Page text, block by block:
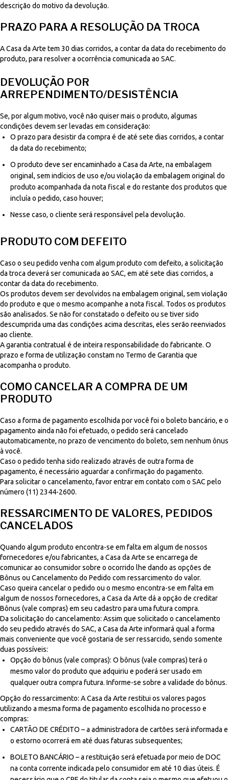
descrição do motivo da devolução.
PRAZO PARA A RESOLUÇÃO DA TROCA
A Casa da Arte tem 30 dias corridos, a contar da data do recebimento do
produto, para resolver a ocorrência comunicada ao SAC.
DEVOLUÇÃO POR
ARREPENDIMENTO/DESISTÊNCIA
Se, por algum motivo, você não quiser mais o produto, algumas
condições devem ser levadas em consideração:
O prazo para desistir da compra é de até sete dias corridos, a contar
da data do recebimento;
O produto deve ser encaminhado a Casa da Arte, na embalagem
original, sem indícios de uso e/ou violação da embalagem original do
produto acompanhada da nota fiscal e do restante dos produtos que
incluía o pedido, caso houver;
Nesse caso, o cliente será responsável pela devolução.
PRODUTO COM DEFEITO
Caso o seu pedido venha com algum produto com defeito, a solicitação
da troca deverá ser comunicada ao SAC, em até sete dias corridos, a
contar da data do recebimento.
Os produtos devem ser devolvidos na embalagem original, sem violação
do produto e que o mesmo acompanhe a nota fiscal. Todos os produtos
são analisados. Se não for constatado o defeito ou se tiver sido
descumprida uma das condições acima descritas, eles serão reenviados
ao cliente.
A garantia contratual é de inteira responsabilidade do fabricante. O
prazo e forma de utilização constam no Termo de Garantia que
acompanha o produto.
COMO CANCELAR A COMPRA DE UM
PRODUTO
Caso a forma de pagamento escolhida por você foi o boleto bancário, e o
pagamento ainda não foi efetuado, o pedido será cancelado
automaticamente, no prazo de vencimento do boleto, sem nenhum ônus
à você.
Caso o pedido tenha sido realizado através de outra forma de
pagamento, é necessário aguardar a confirmação do pagamento.
Para solicitar o cancelamento, favor entrar em contato com o SAC pelo
número (11) 2344-2600.
RESSARCIMENTO DE VALORES, PEDIDOS
CANCELADOS
Quando algum produto encontra-se em falta em algum de nossos
fornecedores e/ou fabricantes, a Casa da Arte se encarrega de
comunicar ao consumidor sobre o ocorrido lhe dando as opções de
Bônus ou Cancelamento do Pedido com ressarcimento do valor.
Caso queira cancelar o pedido ou o mesmo encontra-se em falta em
algum de nossos fornecedores, a Casa da Arte dá a opção de creditar
Bônus (vale compras) em seu cadastro para uma futura compra.
Da solicitação do cancelamento: Assim que solicitado o cancelamento
do seu pedido através do SAC, a Casa da Arte informará qual a forma
mais conveniente que você gostaria de ser ressarcido, sendo somente
duas possíveis:
Opção do bônus (vale compras): O bônus (vale compras) terá o
mesmo valor do produto que adquiriu e poderá ser usado em
qualquer outra compra futura. Informe-se sobre a validade do bônus.
Opção do ressarcimento: A Casa da Arte restitui os valores pagos
utilizando a mesma forma de pagamento escolhida no processo e
compras:
CARTÃO DE CRÉDITO – a administradora de cartões será informada e
o estorno ocorrerá em até duas faturas subsequentes;
BOLETO BANCÁRIO – a restituição será efetuada por meio de DOC
na conta corrente indicada pelo consumidor em até 10 dias úteis. É